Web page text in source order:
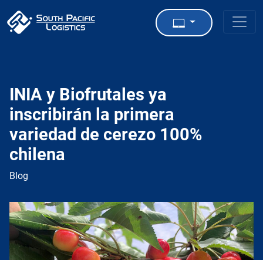
INIA y Biofrutales ya
inscribirán la primera
variedad de cerezo 100%
chilena
Blog